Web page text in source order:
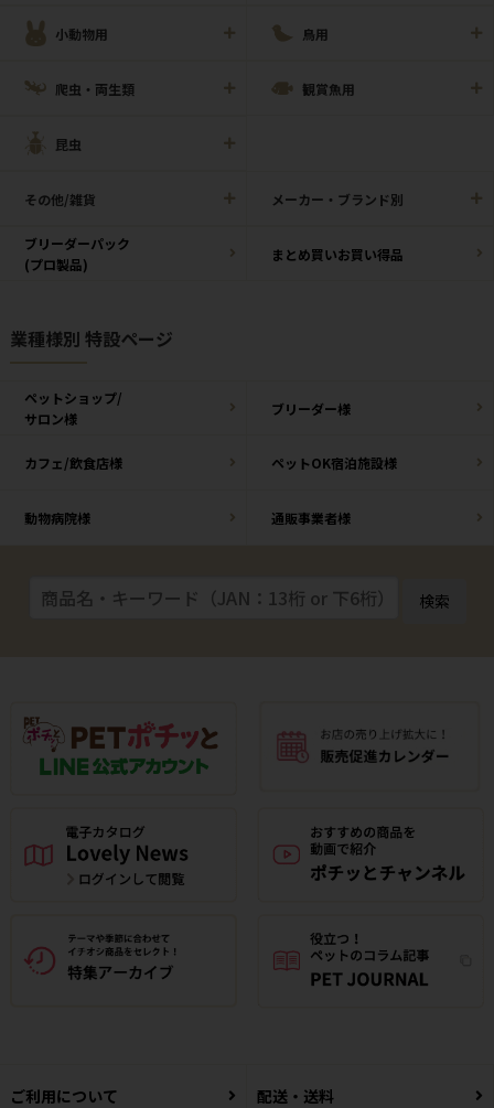
小動物用 鳥用
爬虫・両生類 観賞魚用
昆虫
その他/雑貨 メーカー・ブランド別
ブリーダーパック
(プロ製品)
まとめ買いお買い得品
業種様別 特設ページ
ペットショップ/
サロン様
ブリーダー様
カフェ/飲食店様 ペットOK宿泊施設様
動物病院様 通販事業者様
検索
ご利用について 配送・送料